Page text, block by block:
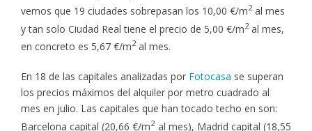
vemos que 19 ciudades sobrepasan los 10,00 €/m2 al mes
y tan solo Ciudad Real tiene el precio de 5,00 €/m2 al mes,
en concreto es 5,67 €/m2 al mes.
En 18 de las capitales analizadas por Fotocasa se superan
los precios máximos del alquiler por metro cuadrado al
mes en julio. Las capitales que han tocado techo en son:
Barcelona capital (20,66 €/m2al mes), Madrid capital (18,55